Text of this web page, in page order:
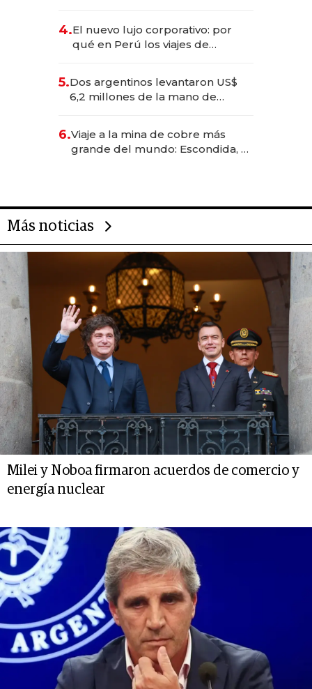
4.El nuevo lujo corporativo: por
qué en Perú los viajes de
para convertirse en experiencias
transformadoras
5.Dos argentinos levantaron US$
6,2 millones de la mano de
6.Viaje a la mina de cobre más
grande del mundo: Escondida, el
Más noticias
Milei y Noboa firmaron acuerdos de comercio y
energía nuclear